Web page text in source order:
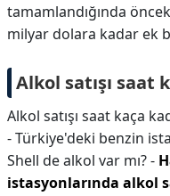
tamamlandığında
milyar dolara kadar ek
Alkol satışı saat
Alkol satışı saat kaça
- Türkiye'deki benzin
Shell de alkol var mı? -
istasyonlarında alkol